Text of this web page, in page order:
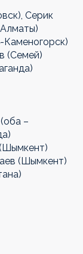
Серик
Каменогорск)
(Семей)
–
(Шымкент)